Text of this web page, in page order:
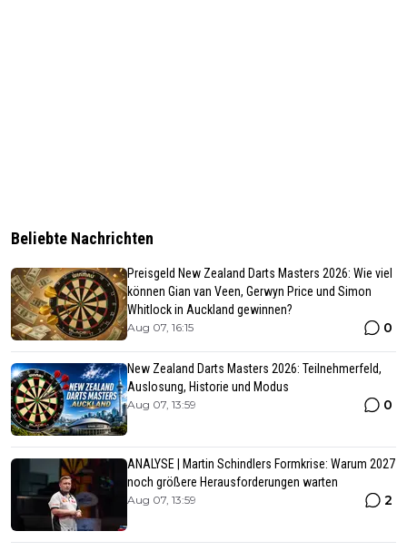
Beliebte Nachrichten
Preisgeld New Zealand Darts Masters 2026: Wie viel
können Gian van Veen, Gerwyn Price und Simon
Whitlock in Auckland gewinnen?
Aug 07, 16:15 0
New Zealand Darts Masters 2026: Teilnehmerfeld,
Auslosung, Historie und Modus
Aug 07, 13:59 0
ANALYSE | Martin Schindlers Formkrise: Warum 2027
noch größere Herausforderungen warten
Aug 07, 13:59 2